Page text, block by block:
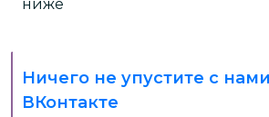
ниже
Ничего не упустите с
ВКонтакте